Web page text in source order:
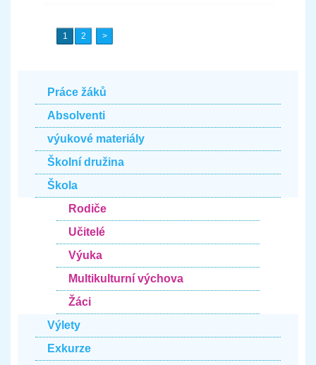
1 2
Práce žáků
Absolventi
výukové materiály
Školní družina
Škola
Rodiče
Učitelé
Výuka
Multikulturní výchova
Žáci
Výlety
Exkurze